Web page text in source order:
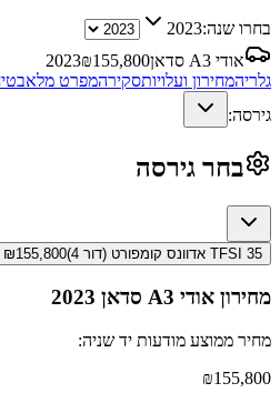
בחרו שנה:2023
אודי A3 סדאן
2023₪155,800
גלריהמחירון ועלויותסקירהמפרט מלא
גירסה:
בחר גירסה
35 TFSI אדוונס קומפורט (דור 4) ₪155,800
מחירון אודי A3 סדאן 2023
מחיר ממוצע מודעות יד שניה:
₪155,800